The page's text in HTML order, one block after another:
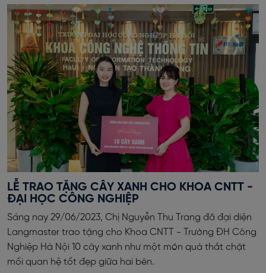
LỄ TRAO TẶNG CÂY XANH CHO KHOA CNTT -
ĐẠI HỌC CÔNG NGHIỆP
Sáng nay 29/06/2023, Chị Nguyễn Thu Trang đã đại diện
Langmaster trao tặng cho Khoa CNTT - Trường ĐH Công
Nghiệp Hà Nội 10 cây xanh như một món quà thắt chặt
mối quan hệ tốt đẹp giữa hai bên.